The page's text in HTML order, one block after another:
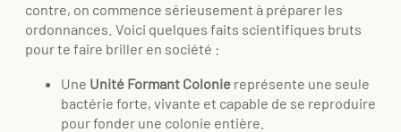
contre, on commence sérieusement à préparer les
ordonnances. Voici quelques faits scientifiques bruts
pour te faire briller en société :
Une Unité Formant Colonie représente une seule
bactérie forte, vivante et capable de se reproduire
pour fonder une colonie entière.